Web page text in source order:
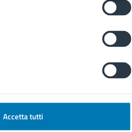
Accetta tutti